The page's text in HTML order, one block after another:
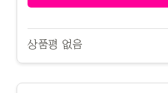
상품평 없음